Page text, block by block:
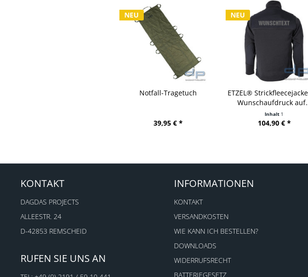
NEU
ETZEL® Strickfleecejacke mit
104,90 € *
NEU
ETZEL® Damen -
Strickfleecejacke
Inhalt 1
104,90 € *
KONTAKT
DAGDAS PROJECTS
ALLEESTR. 24
D-42853 REMSCHEID
RUFEN SIE UNS AN
INFORMATIONEN
KONTAKT
VERSANDKOSTEN
WIE KANN ICH BESTELLEN?
DOWNLOADS
WIDERRUFSRECHT
BATTERIEGESETZ